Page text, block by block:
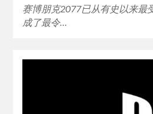
赛博朋克2077已从有史以来最
成了最令…